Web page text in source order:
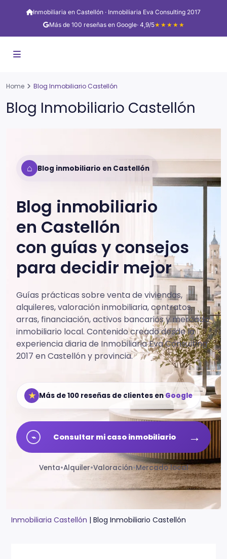
Inmobiliaria en Castellón · Inmobiliaria Eva Consulting 2017
Más de 100 reseñas en Google· 4,9/5★★★★★
Home Blog Inmobiliario Castellón
Blog Inmobiliario Castellón
⌂ Blog inmobiliario en Castellón
Blog inmobiliario
en Castellón
con guías y consejos
para decidir mejor
Guías prácticas sobre venta de viviendas,
alquileres, valoración inmobiliaria, contratos,
arras, financiación, activos bancarios y mercado
inmobiliario local. Contenido creado desde la
experiencia diaria de Inmobiliaria Eva Consulting
2017 en Castellón y provincia.
★ Más de 100 reseñas de clientes enGoogle
⌁ Consultar mi caso inmobiliario →
Venta•Alquiler•Valoración•Mercado local
Inmobiliaria Castellón | Blog Inmobiliario Castellón